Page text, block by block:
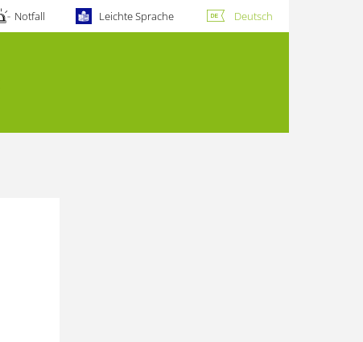
Notfall Leichte Sprache Deutsch